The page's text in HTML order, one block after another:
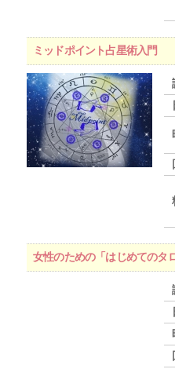
ミッドポイント占星術入門
女性のための「はじめてのタ